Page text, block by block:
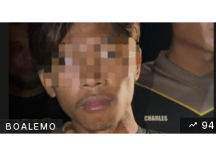
BOALEMO 94